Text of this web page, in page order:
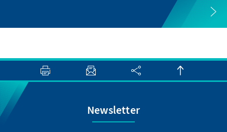
Newsletter